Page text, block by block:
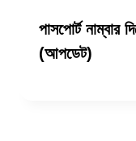
পাসপোর্ট নাম্বার
(আপডেট)